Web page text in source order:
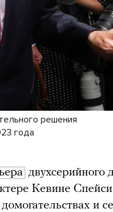
решения
года
двухсерийного
Кевине
и